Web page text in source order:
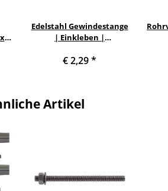
Edelstahl Gewindestange
| Einkleben |
110mm
€ 2,29*
Artikel